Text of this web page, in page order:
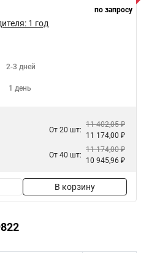
по запросу
1 год
2-3 дней
1 день
От 20 шт:
11 402,05 ₽
11 174,00 ₽
От 40 шт:
11 174,00 ₽
10 945,96 ₽
В корзину